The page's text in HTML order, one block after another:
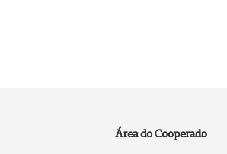
Área do Cooperado